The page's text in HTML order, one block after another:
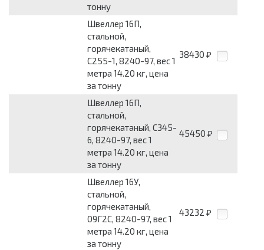
тонну
Швеллер 16П,
стальной,
горячекатаный,
С255-1, 8240-97, вес 1
метра 14.20 кг, цена
за тонну
38430 ₽
Швеллер 16П,
стальной,
горячекатаный, С345-
6, 8240-97, вес 1
метра 14.20 кг, цена
за тонну
45450 ₽
Швеллер 16У,
стальной,
горячекатаный,
09Г2С, 8240-97, вес 1
метра 14.20 кг, цена
за тонну
43232 ₽